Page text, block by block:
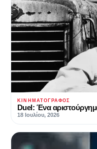
ΚΙΝΗΜΑΤΟΓΡΆΦΟΣ
Duel: Ένα
18 Ιουλίου, 2026